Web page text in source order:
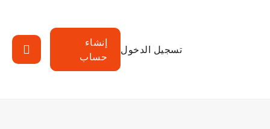
تسجيل الدخول
إنشاء
حساب